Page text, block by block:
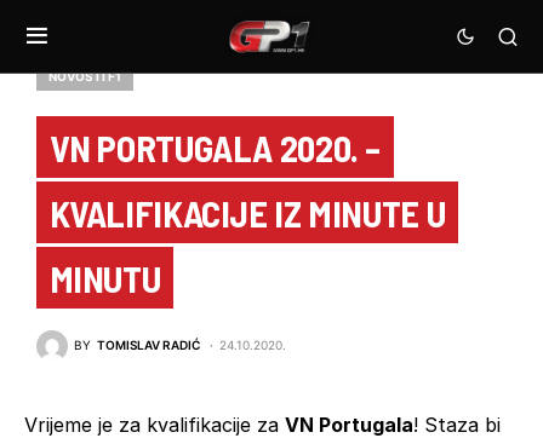
NOVOSTI F1
VN PORTUGALA 2020. –
KVALIFIKACIJE IZ MINUTE U
MINUTU
BY TOMISLAV RADIĆ 24.10.2020.
Vrijeme je za kvalifikacije za VN Portugala! Staza bi